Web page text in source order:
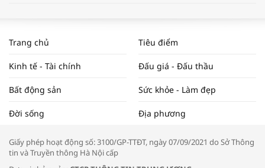
ĐẬP THỊ TRƯỜNG #62
Tọa đàm “Xúc tiến thương mại: Khơi
thông đầu ra cho sản phẩm OCOP”
Trang chủ Tiêu điểm
Kinh tế - Tài chính Đấu giá - Đấu thầu
Bất động sản Sức khỏe - Làm đẹp
Đời sống Địa phương
Giấy phép hoạt động số: 3100/GP-TTĐT, ngày 07/09/2021 do Sở Thông
tin và Truyền thông Hà Nội cấp